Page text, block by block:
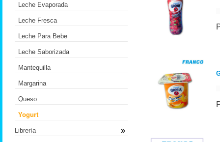
Leche Evaporada
Leche Fresca
Leche Para Bebe
Leche Saborizada
Mantequilla
Margarina
Queso
Yogurt
Librería